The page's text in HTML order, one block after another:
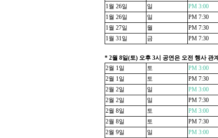
1월 26일 일
PM 3:00
1월 26일 일
PM 7:30
1월 27일 월
PM 7:30
1월 31일 금 PM 7:30
* 2월 8일(토) 오후 3시 공연은 오전 행사 관
2월 1일 토
PM 3:00
2월 1일 토
PM 7:30
2월 2일 일
PM 3:00
2월 2일 일
PM 7:30
2월 8일 토
PM 3:00
2월 8일 토
PM 7:30
2월 9일 일
PM 3:00